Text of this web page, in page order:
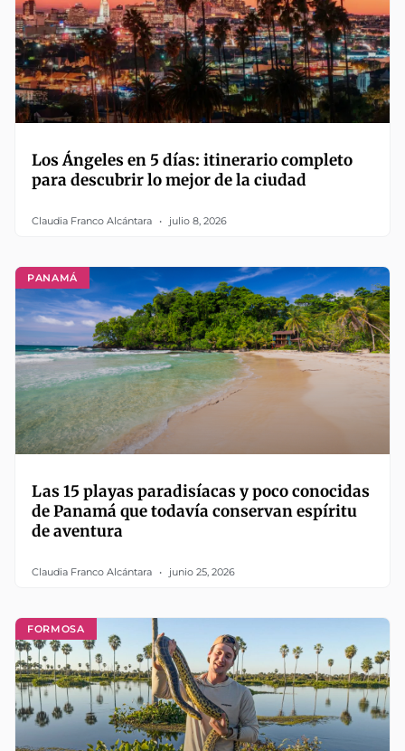
Los Ángeles en 5 días: itinerario completo
para descubrir lo mejor de la ciudad
Claudia Franco Alcántara julio 8, 2026
PANAMÁ
Las 15 playas paradisíacas y poco conocidas
de Panamá que todavía conservan espíritu
de aventura
Claudia Franco Alcántara junio 25, 2026
FORMOSA